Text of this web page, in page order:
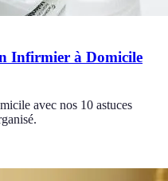
Infirmier à Domicile
avec nos 10 astuces